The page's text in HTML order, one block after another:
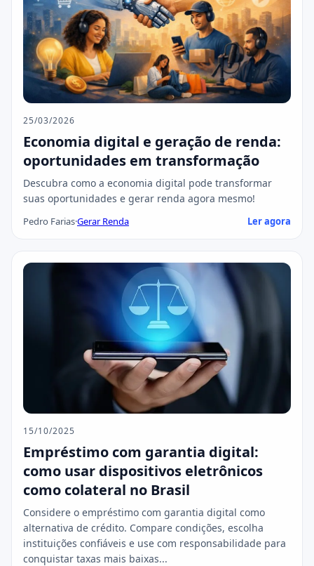
25/03/2026
Economia digital e geração de renda:
oportunidades em transformação
Descubra como a economia digital pode transformar
suas oportunidades e gerar renda agora mesmo!
Pedro Farias·Gerar Renda Ler agora
15/10/2025
Empréstimo com garantia digital:
como usar dispositivos eletrônicos
como colateral no Brasil
Considere o empréstimo com garantia digital como
alternativa de crédito. Compare condições, escolha
instituições confiáveis e use com responsabilidade para
conquistar taxas mais baixas...